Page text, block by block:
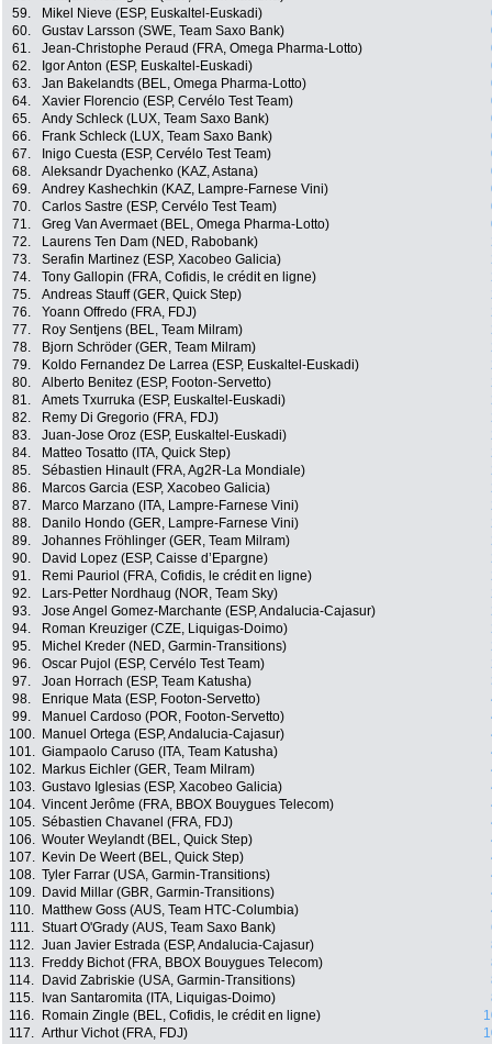
59.
Mikel Nieve (ESP, Euskaltel-Euskadi)
60.
Gustav Larsson (SWE, Team Saxo Bank)
61.
Jean-Christophe Peraud (FRA, Omega Pharma-Lotto)
62.
Igor Anton (ESP, Euskaltel-Euskadi)
63.
Jan Bakelandts (BEL, Omega Pharma-Lotto)
64.
Xavier Florencio (ESP, Cervélo Test Team)
65.
Andy Schleck (LUX, Team Saxo Bank)
66.
Frank Schleck (LUX, Team Saxo Bank)
67.
Inigo Cuesta (ESP, Cervélo Test Team)
68.
Aleksandr Dyachenko (KAZ, Astana)
69.
Andrey Kashechkin (KAZ, Lampre-Farnese Vini)
70.
Carlos Sastre (ESP, Cervélo Test Team)
71.
Greg Van Avermaet (BEL, Omega Pharma-Lotto)
72.
Laurens Ten Dam (NED, Rabobank)
73.
Serafin Martinez (ESP, Xacobeo Galicia)
74.
Tony Gallopin (FRA, Cofidis, le crédit en ligne)
75.
Andreas Stauff (GER, Quick Step)
76.
Yoann Offredo (FRA, FDJ)
77.
Roy Sentjens (BEL, Team Milram)
78.
Bjorn Schröder (GER, Team Milram)
79.
Koldo Fernandez De Larrea (ESP, Euskaltel-Euskadi)
80.
Alberto Benitez (ESP, Footon-Servetto)
81.
Amets Txurruka (ESP, Euskaltel-Euskadi)
82.
Remy Di Gregorio (FRA, FDJ)
83.
Juan-Jose Oroz (ESP, Euskaltel-Euskadi)
84.
Matteo Tosatto (ITA, Quick Step)
85.
Sébastien Hinault (FRA, Ag2R-La Mondiale)
86.
Marcos Garcia (ESP, Xacobeo Galicia)
87.
Marco Marzano (ITA, Lampre-Farnese Vini)
88.
Danilo Hondo (GER, Lampre-Farnese Vini)
89.
Johannes Fröhlinger (GER, Team Milram)
90.
David Lopez (ESP, Caisse d’Epargne)
91.
Remi Pauriol (FRA, Cofidis, le crédit en ligne)
92.
Lars-Petter Nordhaug (NOR, Team Sky)
93.
Jose Angel Gomez-Marchante (ESP, Andalucia-Cajasur)
94.
Roman Kreuziger (CZE, Liquigas-Doimo)
95.
Michel Kreder (NED, Garmin-Transitions)
96.
Oscar Pujol (ESP, Cervélo Test Team)
97.
Joan Horrach (ESP, Team Katusha)
98.
Enrique Mata (ESP, Footon-Servetto)
99.
Manuel Cardoso (POR, Footon-Servetto)
100.
Manuel Ortega (ESP, Andalucia-Cajasur)
101. Giampaolo Caruso (ITA, Team Katusha)
102.
Markus Eichler (GER, Team Milram)
103. Gustavo Iglesias (ESP, Xacobeo Galicia)
104. Vincent Jerôme (FRA, BBOX Bouygues Telecom)
105. Sébastien Chavanel (FRA, FDJ)
106. Wouter Weylandt (BEL, Quick Step)
107.
Kevin De Weert (BEL, Quick Step)
108. Tyler Farrar (USA, Garmin-Transitions)
109.
David Millar (GBR, Garmin-Transitions)
110.
Matthew Goss (AUS, Team HTC-Columbia)
111. Stuart O'Grady (AUS, Team Saxo Bank)
112. Juan Javier Estrada (ESP, Andalucia-Cajasur)
113.
Freddy Bichot (FRA, BBOX Bouygues Telecom)
114.
David Zabriskie (USA, Garmin-Transitions)
115.
Ivan Santaromita (ITA, Liquigas-Doimo)
116.
Romain Zingle (BEL, Cofidis, le crédit en ligne)
117. Arthur Vichot (FRA, FDJ)